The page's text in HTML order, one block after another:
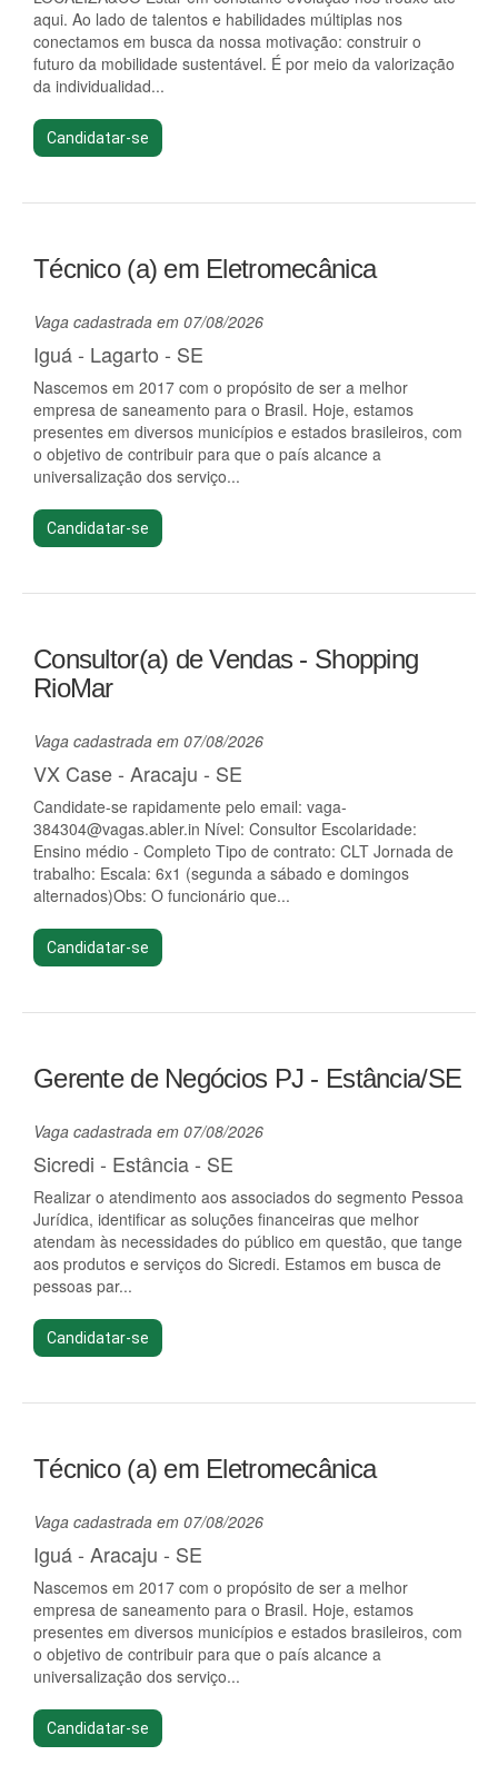
aqui. Ao lado de talentos e habilidades múltiplas nos
conectamos em busca da nossa motivação: construir o
futuro da mobilidade sustentável. É por meio da valorização
da individualidad...
Candidatar-se
Técnico (a) em Eletromecânica
Vaga cadastrada em 07/08/2026
Iguá - Lagarto - SE
Nascemos em 2017 com o propósito de ser a melhor
empresa de saneamento para o Brasil. Hoje, estamos
presentes em diversos municípios e estados brasileiros, com
o objetivo de contribuir para que o país alcance a
universalização dos serviço...
Candidatar-se
Consultor(a) de Vendas - Shopping
RioMar
Vaga cadastrada em 07/08/2026
VX Case - Aracaju - SE
Candidate-se rapidamente pelo email: vaga-
384304@vagas.abler.in Nível: Consultor Escolaridade:
Ensino médio - Completo Tipo de contrato: CLT Jornada de
trabalho: Escala: 6x1 (segunda a sábado e domingos
alternados)Obs: O funcionário que...
Candidatar-se
Gerente de Negócios PJ - Estância/SE
Vaga cadastrada em 07/08/2026
Sicredi - Estância - SE
Realizar o atendimento aos associados do segmento Pessoa
Jurídica, identificar as soluções financeiras que melhor
atendam às necessidades do público em questão, que tange
aos produtos e serviços do Sicredi. Estamos em busca de
pessoas par...
Candidatar-se
Técnico (a) em Eletromecânica
Vaga cadastrada em 07/08/2026
Iguá - Aracaju - SE
Nascemos em 2017 com o propósito de ser a melhor
empresa de saneamento para o Brasil. Hoje, estamos
presentes em diversos municípios e estados brasileiros, com
o objetivo de contribuir para que o país alcance a
universalização dos serviço...
Candidatar-se